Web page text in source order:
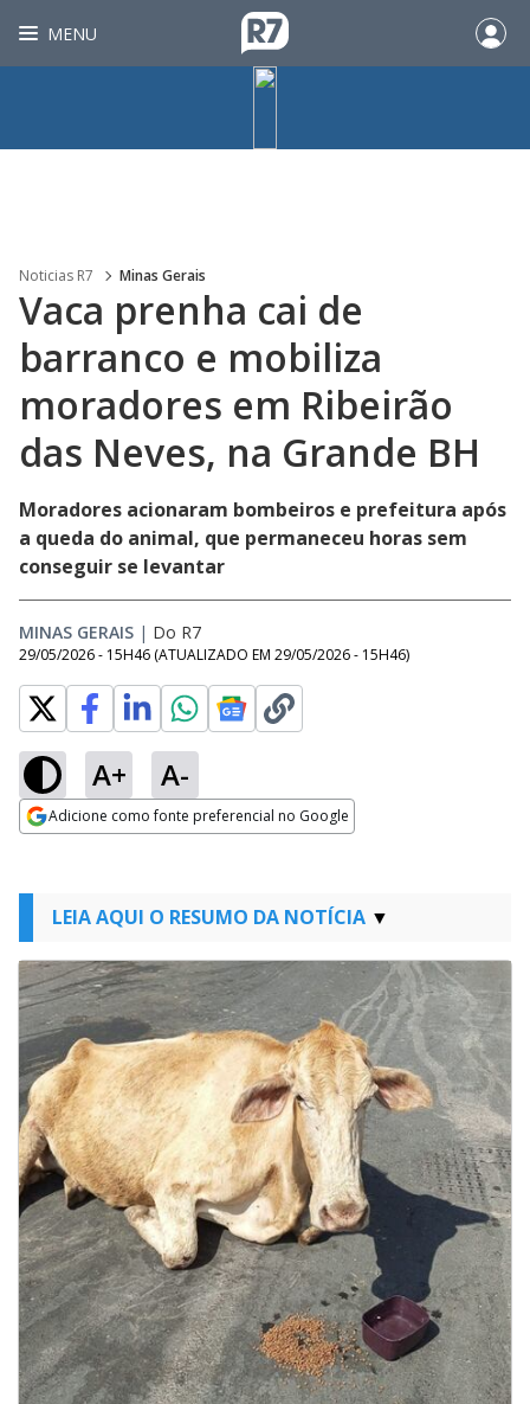
MENU
Noticias R7 Minas Gerais
Vaca prenha cai de
barranco e mobiliza
moradores em Ribeirão
das Neves, na Grande BH
Moradores acionaram bombeiros e prefeitura após
a queda do animal, que permaneceu horas sem
conseguir se levantar
MINAS GERAIS | Do R7
29/05/2026 - 15H46 (ATUALIZADO EM 29/05/2026 - 15H46)
A+ A-
Adicione como fonte preferencial no Google
LEIA AQUI O RESUMO DA NOTÍCIA